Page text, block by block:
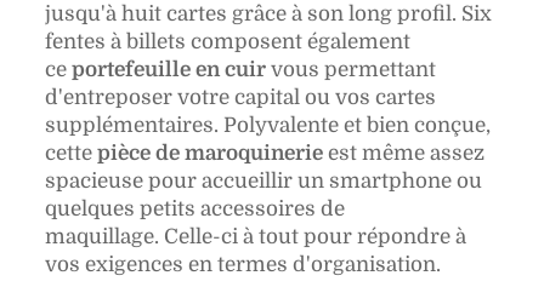
jusqu'à huit cartes grâce à son long profil. Six
fentes à billets composent également
ce portefeuille en cuir vous permettant
d'entreposer votre capital ou vos cartes
supplémentaires. Polyvalente et bien conçue,
cette pièce de maroquinerie est même assez
spacieuse pour accueillir un smartphone ou
quelques petits accessoires de
maquillage. Celle-ci à tout pour répondre à
vos exigences en termes d'organisation.